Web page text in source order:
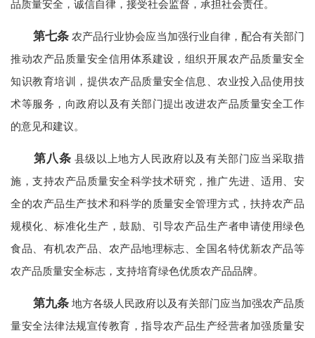
品质量安全，诚信自律，接受社会监督，承担社会责任。
第七条 农产品行业协会应当加强行业自律，配合有关部门
推动农产品质量安全信用体系建设，组织开展农产品质量安全
知识教育培训，提供农产品质量安全信息、农业投入品使用技
术等服务，向政府以及有关部门提出改进农产品质量安全工作
的意见和建议。
第八条 县级以上地方人民政府以及有关部门应当采取措
施，支持农产品质量安全科学技术研究，推广先进、适用、安
全的农产品生产技术和科学的质量安全管理方式，扶持农产品
规模化、标准化生产，鼓励、引导农产品生产者申请使用绿色
食品、有机农产品、农产品地理标志、全国名特优新农产品等
农产品质量安全标志，支持培育绿色优质农产品品牌。
第九条 地方各级人民政府以及有关部门应当加强农产品质
量安全法律法规宣传教育，指导农产品生产经营者加强质量安